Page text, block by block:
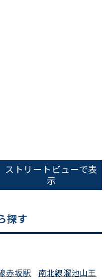
内できます
213
問い合わせ
ストリートビューで表
示
探す
赤坂駅
南北線溜池山王